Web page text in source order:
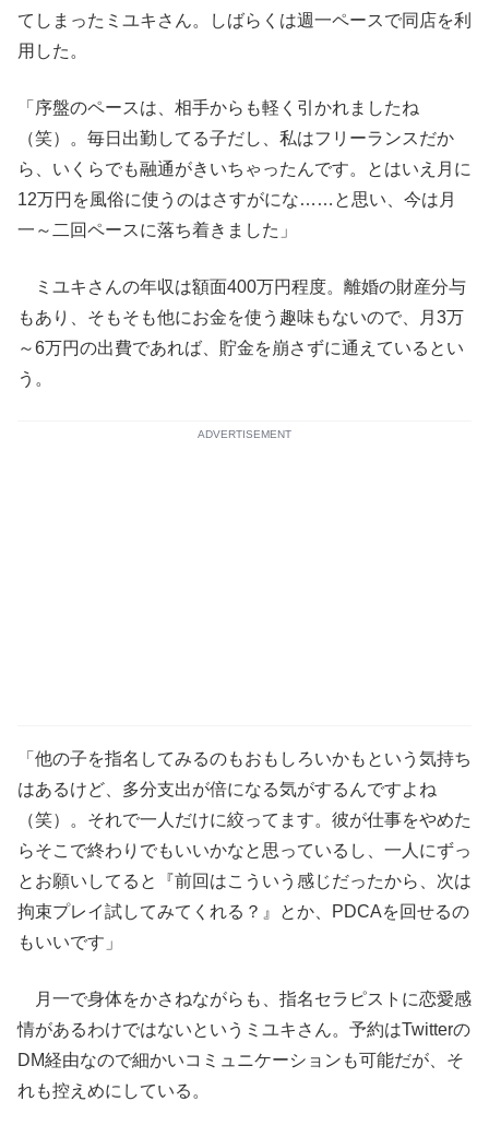
てしまったミユキさん。しばらくは週一ペースで同店を利
用した。
「序盤のペースは、相手からも軽く引かれましたね
（笑）。毎日出勤してる子だし、私はフリーランスだか
ら、いくらでも融通がきいちゃったんです。とはいえ月に
12万円を風俗に使うのはさすがにな……と思い、今は月
一～二回ペースに落ち着きました」
ミユキさんの年収は額面400万円程度。離婚の財産分与
もあり、そもそも他にお金を使う趣味もないので、月3万
～6万円の出費であれば、貯金を崩さずに通えているとい
う。
ADVERTISEMENT
「他の子を指名してみるのもおもしろいかもという気持ち
はあるけど、多分支出が倍になる気がするんですよね
（笑）。それで一人だけに絞ってます。彼が仕事をやめた
らそこで終わりでもいいかなと思っているし、一人にずっ
とお願いしてると『前回はこういう感じだったから、次は
拘束プレイ試してみてくれる？』とか、PDCAを回せるの
もいいです」
月一で身体をかさねながらも、指名セラピストに恋愛感
情があるわけではないというミユキさん。予約はTwitterの
DM経由なので細かいコミュニケーションも可能だが、そ
れも控えめにしている。